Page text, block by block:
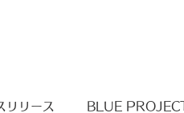
リリース BLUE PROJECT